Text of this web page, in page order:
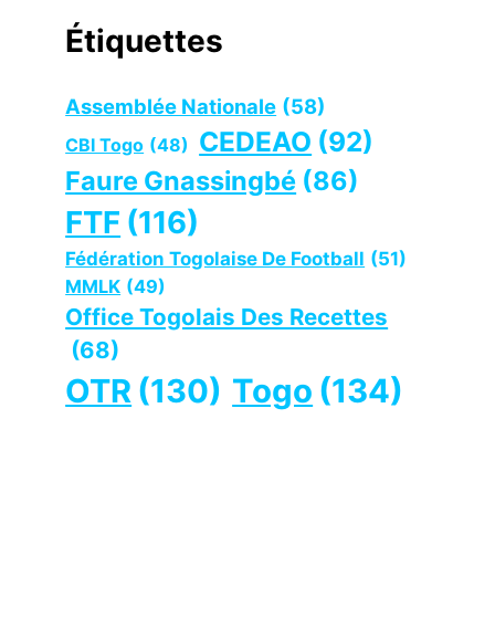
Étiquettes
Assemblée Nationale (58)
CBI Togo (48) CEDEAO (92)
Faure Gnassingbé (86)
FTF (116)
Fédération Togolaise De Football (51)
MMLK (49)
Office Togolais Des Recettes
(68)
OTR (130) Togo (134)